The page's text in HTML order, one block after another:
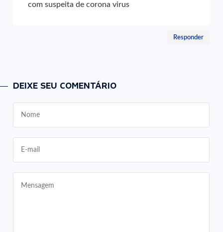
com suspeita de corona virus
Responder
DEIXE SEU COMENTÁRIO